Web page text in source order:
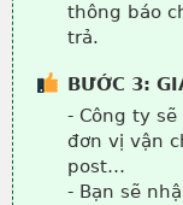
thông báo
trả.
BƯỚC 3:
- Công ty
đơn vị vận
post…
- Bạn sẽ